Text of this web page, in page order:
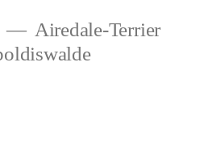
Airedale-Terrier